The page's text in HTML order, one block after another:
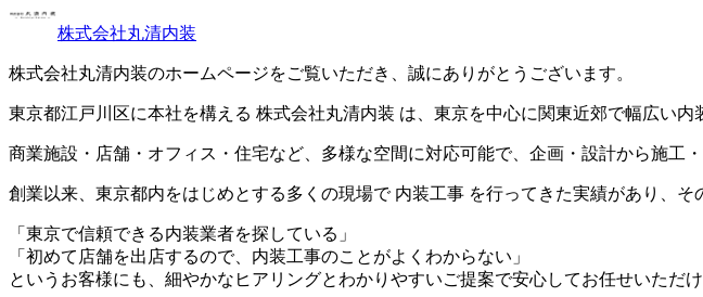
株式会社丸清内装
株式会社丸清内装のホームページをご覧いただき、誠にありがとうございます。
東京都江戸川区に本社を構える 株式会社丸清内装 は、東京を中心に関東近郊で幅広い内
商業施設・店舗・オフィス・住宅など、多様な空間に対応可能で、企画・設計から施工
創業以来、東京都内をはじめとする多くの現場で 内装工事 を行ってきた実績があり、
「東京で信頼できる内装業者を探している」
「初めて店舗を出店するので、内装工事のことがよくわからない」
というお客様にも、細やかなヒアリングとわかりやすいご提案で安心してお任せいただけ